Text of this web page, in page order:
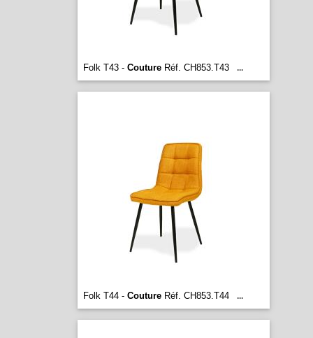
Folk T43 - CoutureRéf. CH853.T43 ...
Folk T44 - CoutureRéf. CH853.T44 ...